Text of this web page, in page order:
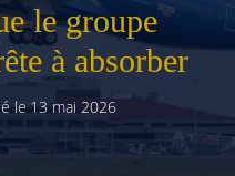
le groupe
à absorber
le 13 mai 2026